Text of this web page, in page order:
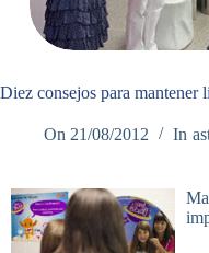
Diez consejos para mantener
On 21/08/2012 In